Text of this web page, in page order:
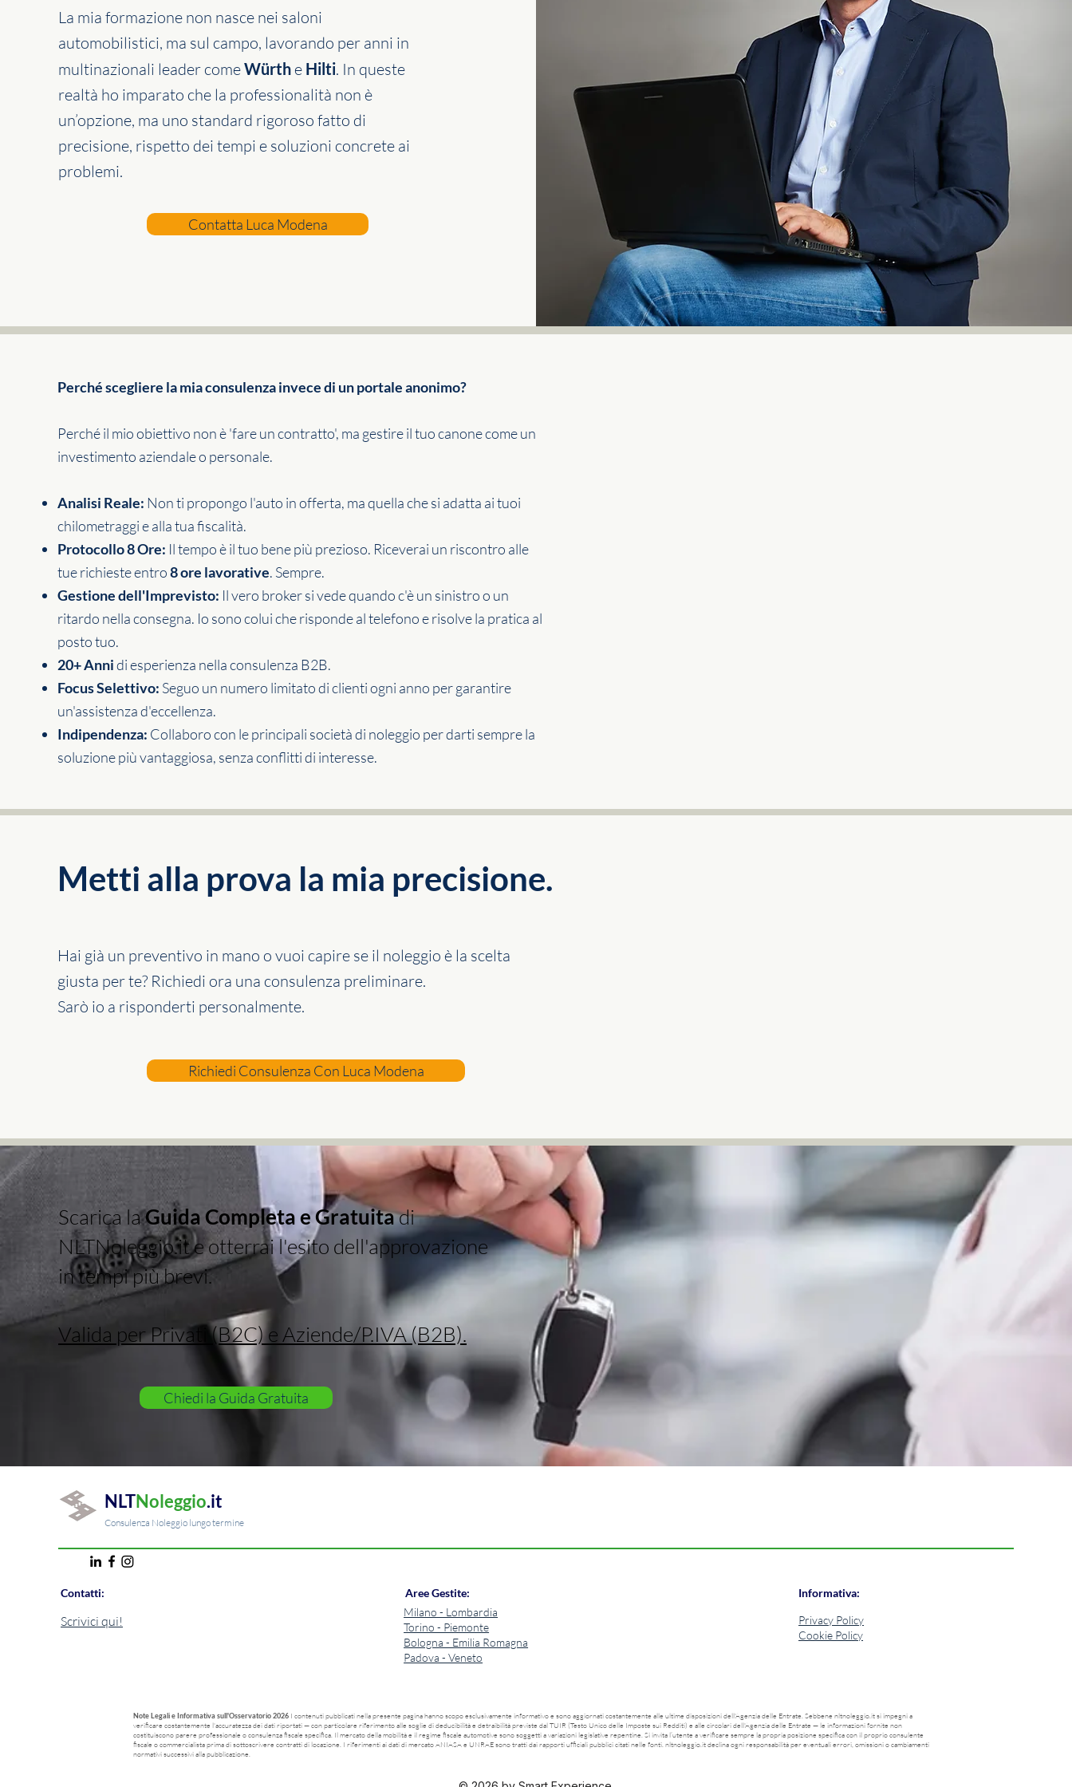
La mia formazione non nasce nei saloni
automobilistici, ma sul campo, lavorando per anni in
multinazionali leader comeWürthe Hilti. In queste
realtà ho imparato che la professionalità non è
un’opzione, ma uno standard rigoroso fatto di
precisione, rispetto dei tempi e soluzioni concrete ai
problemi.
Contatta Luca Modena
Perché scegliere la mia consulenza invece di un portale anonimo?
Perché il mio obiettivo non è 'fare un contratto', ma gestire il tuo canone come un
investimento aziendale o personale.
Analisi Reale: Non ti propongo l'auto in offerta, ma quella che si adatta ai tuoi
chilometraggi e alla tua fiscalità.
Protocollo 8 Ore: Il tempo è il tuo bene più prezioso. Riceverai un riscontro alle
tue richieste entro8 ore lavorative. Sempre.
Gestione dell'Imprevisto: Il vero broker si vede quando c'è un sinistro o un
ritardo nella consegna. Io sono colui che risponde al telefono e risolve la pratica al
posto tuo.
20+ Annidi esperienza nella consulenza B2B.
Focus Selettivo: Seguo un numero limitato di clienti ogni anno per garantire
un'assistenza d'eccellenza.
Indipendenza: Collaboro con le principali società di noleggio per darti sempre la
soluzione più vantaggiosa, senza conflitti di interesse.
Metti alla prova la mia precisione.
Hai già un preventivo in mano o vuoi capire se il noleggio è la scelta
giusta per te? Richiedi ora una consulenza preliminare.
Sarò io a risponderti personalmente.
Richiedi Consulenza Con Luca Modena
Scarica laGuida Completa e Gratuitadi
NLTNoleggio.it e otterrai l'esito dell'approvazione
in tempi più brevi.
Valida per Privati (B2C) e Aziende/P.IVA (B2B).
Chiedi la Guida Gratuita
NLTNoleggio.it
Consulenza Noleggio lungo termine
Contatti:
Scrivici qui!
Aree Gestite:
Milano - Lombardia
Torino - Piemonte
Bologna - Emilia Romagna
Padova - Veneto
Informativa:
Privacy Policy
Cookie Policy
Note Legali e Informativa sull'Osservatorio 2026 I contenuti pubblicati nella presente pagina hanno scopo esclusivamente informativo e sono aggiornati costantemente alle ultime disposizioni dell'Agenzia delle Entrate. Sebbene nltnoleggio.it si impegni a
verificare costantemente l'accuratezza dei dati riportati — con particolare riferimento alle soglie di deducibilità e detraibilità previste dal TUIR (Testo Unico delle Imposte sui Redditi) e alle circolari dell'Agenzia delle Entrate — le informazioni fornite non
costituiscono parere professionale o consulenza fiscale specifica. Il mercato della mobilità e il regime fiscale automotive sono soggetti a variazioni legislative repentine. Si invita l’utente a verificare sempre la propria posizione specifica con il proprio consulente
fiscale o commercialista prima di sottoscrivere contratti di locazione. I riferimenti ai dati di mercato ANIASA e UNRAE sono tratti dai rapporti ufficiali pubblici citati nelle fonti. nltnoleggio.it declina ogni responsabilità per eventuali errori, omissioni o cambiamenti
normativi successivi alla pubblicazione.